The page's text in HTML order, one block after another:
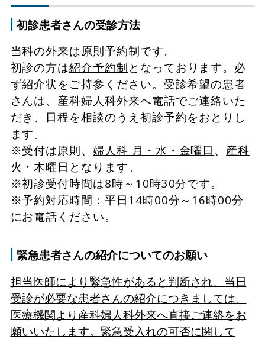
初診患者さんの受診方法
当科の外来は原則予約制です。
初診の方は紹介予約制 となっております。必
ず紹介状をご持参ください。受診希望の患者
さんは、産科婦人科外来へ電話でご連絡いた
だき、日程を相談のうえ初診予約をおとりし
ます。
※受付は原則、婦人科 月・水・金曜日 、 産科
火・木曜日 となります。
※初診受付時間は8時～10時30分です。
※予約対応時間：平日14時00分～16時00分
にお電話ください。
緊急患者さんの紹介についてのお願い
担当医師により緊急性があると判断され、当日
受診が必要な患者さんの紹介につきましては、
医療機関より産科婦人科外来へ直接ご連絡をお
願いいたします。緊急受入れの可否に関して